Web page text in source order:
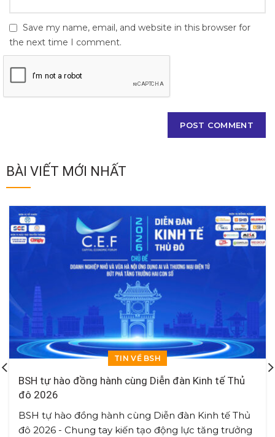
Save my name, email, and website in this browser for
the next time I comment.
BÀI VIẾT MỚI NHẤT
TIN VỀ BSH
BSH tự hào đồng hành cùng Diễn đàn Kinh tế Thủ
đô 2026
BSH tự hào đồng hành cùng Diễn đàn Kinh tế Thủ
đô 2026 - Chung tay kiến tạo động lực tăng trưởng